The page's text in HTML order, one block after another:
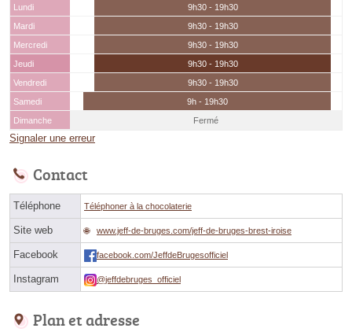
Lundi
9h30 - 19h30
Mardi
9h30 - 19h30
Mercredi
9h30 - 19h30
Jeudi
9h30 - 19h30
Vendredi
9h30 - 19h30
Samedi
9h - 19h30
Dimanche
Fermé
Signaler une erreur
Contact
Téléphone Téléphoner à la chocolaterie
Site web www.jeff-de-bruges.com/jeff-de-bruges-brest-iroise
Facebook facebook.com/JeffdeBrugesofficiel
Instagram @jeffdebruges_officiel
Plan et adresse